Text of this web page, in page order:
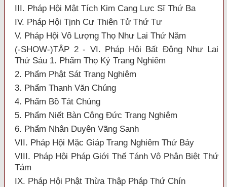
III. Pháp Hội Mật Tích Kim Cang Lực Sĩ Thứ Ba
IV. Pháp Hội Tịnh Cư Thiên Tử Thứ Tư
V. Pháp Hội Vô Lượng Thọ Như Lai Thứ Năm
(-SHOW-)TẬP 2 - VI. Pháp Hội Bất Động Như Lai
Thứ Sáu 1. Phẩm Thọ Ký Trang Nghiêm
2. Phẩm Phật Sát Trang Nghiêm
3. Phẩm Thanh Văn Chúng
4. Phẩm Bồ Tát Chúng
5. Phẩm Niết Bàn Công Đức Trang Nghiêm
6. Phẩm Nhân Duyên Vãng Sanh
VII. Pháp Hội Mặc Giáp Trang Nghiêm Thứ Bảy
VIII. Pháp Hội Pháp Giới Thế Tánh Vô Phân Biệt Thứ
Tám
IX. Pháp Hội Phật Thừa Thập Pháp Thứ Chín